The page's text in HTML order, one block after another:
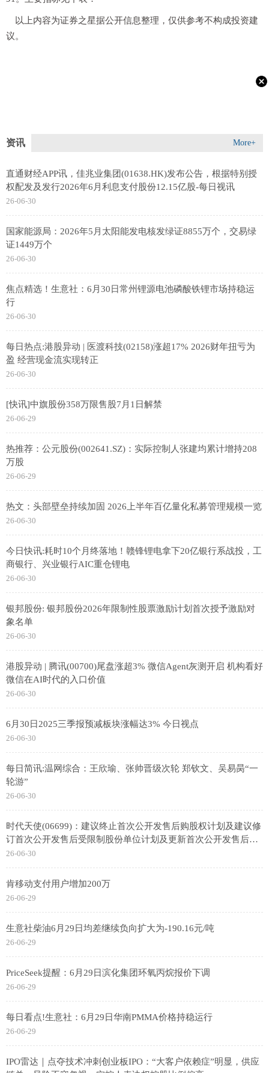
以上内容为证券之星据公开信息整理，仅供参考不构成投资建
议。
资讯 More+
直通财经APP讯，佳兆业集团(01638.HK)发布公告，根据特别授
权配发及发行2026年6月利息支付股份12.15亿股-每日视讯
26-06-30
国家能源局：2026年5月太阳能发电核发绿证8855万个，交易绿
证1449万个
26-06-30
焦点精选！生意社：6月30日常州锂源电池磷酸铁锂市场持稳运
行
26-06-30
每日热点:港股异动 | 医渡科技(02158)涨超17% 2026财年扭亏为
盈 经营现金流实现转正
26-06-30
[快讯]中旗股份358万限售股7月1日解禁
26-06-29
热推荐：公元股份(002641.SZ)：实际控制人张建均累计增持208
万股
26-06-29
热文：头部壁垒持续加固 2026上半年百亿量化私募管理规模一览
26-06-30
今日快讯:耗时10个月终落地！赣锋锂电拿下20亿银行系战投，工
商银行、兴业银行AIC重仓锂电
26-06-30
银邦股份: 银邦股份2026年限制性股票激励计划首次授予激励对
象名单
26-06-30
港股异动 | 腾讯(00700)尾盘涨超3% 微信Agent灰测开启 机构看好
微信在AI时代的入口价值
26-06-30
6月30日2025三季报预减板块涨幅达3% 今日视点
26-06-30
每日简讯:温网综合：王欣瑜、张帅晋级次轮 郑钦文、吴易昺“一
轮游”
26-06-30
时代天使(06699)：建议终止首次公开发售后购股权计划及建议修
订首次公开发售后受限制股份单位计划及更新首次公开发售后受
限制股份单位计划限额 前沿资讯
26-06-30
肯移动支付用户增加200万
26-06-29
生意社柴油6月29日均差继续负向扩大为-190.16元/吨
26-06-29
PriceSeek提醒：6月29日滨化集团环氧丙烷报价下调
26-06-29
每日看点!生意社：6月29日华南PMMA价格持稳运行
26-06-29
IPO雷达｜点夺技术冲刺创业板IPO：“大客户依赖症”明显，供应